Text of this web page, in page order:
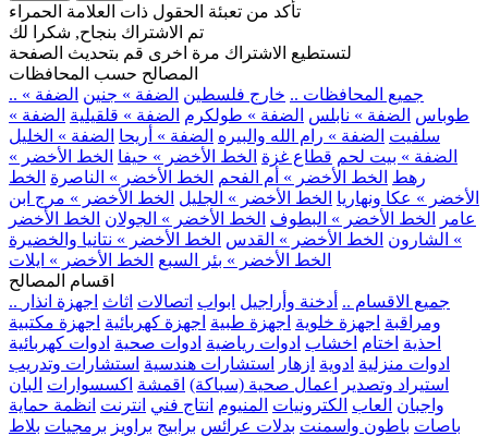
تأكد من تعبئة الحقول ذات العلامة الحمراء
تم الاشتراك بنجاح, شكرا لك
لتستطيع الاشتراك مرة اخرى قم بتحديث الصفحة
المصالح حسب المحافظات
.. جميع المحافظات .. خارج فلسطين الضفة » جنين الضفة »
طوباس الضفة » نابلس الضفة » طولكرم الضفة » قلقيلية الضفة »
سلفيت الضفة » رام الله والبيره الضفة » أريحا الضفة » الخليل
الضفة » بيت لحم قطاع غزة الخط الأخضر » حيفا الخط الأخضر »
رهط الخط الأخضر » أم الفحم الخط الأخضر » الناصرة الخط
الأخضر » عكا ونهاريا الخط الأخضر » الجليل الخط الأخضر » مرج ابن
عامر
الخط الأخضر » البطوف الخط الأخضر » الجولان الخط الأخضر
» الشارون الخط الأخضر » القدس الخط الأخضر » نتانيا والخضيرة
الخط الأخضر » بئر السبع الخط الأخضر » ايلات
اقسام المصالح
.. جميع الاقسام .. أدخنة وأراجيل ابواب اتصالات اثاث اجهزة انذار
ومراقبة اجهزة خلوية اجهزة طبية اجهزة كهربائية اجهزة مكتبية
احذية اختام اخشاب ادوات رياضية ادوات صحية ادوات كهربائية
ادوات منزلية ادوية ازهار استشارات هندسية استشارات وتدريب
استيراد وتصدير
اعمال صحية (سباكة) اقمشة اكسسوارات البان
واجبان العاب الكترونيات المنيوم انتاج فني انترنت انظمة حماية
باصات باطون واسمنت بدلات عرائس برابيج براويز برمجيات بلاط